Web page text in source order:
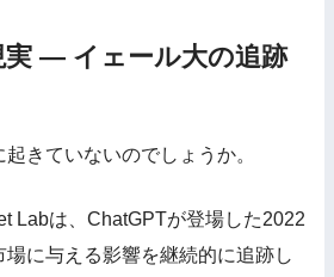
実 — イェール大の追跡
きていないのでしょうか。
Labは、ChatGPTが登場した2022
に与える影響を継続的に追跡し